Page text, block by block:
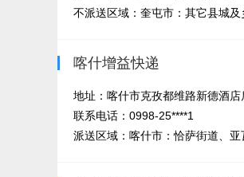
不派送区域：奎屯市：其它县城
喀什增益快递
地址：喀什市克孜都维路新德酒
联系电话：0998-25****1
派送区域：喀什市：恰萨街道、